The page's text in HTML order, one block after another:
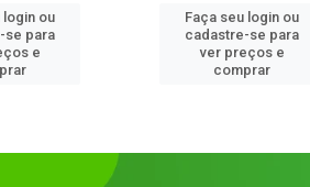
login ou
se para
e
Faça seu login ou
cadastre-se para
ver preços e
comprar